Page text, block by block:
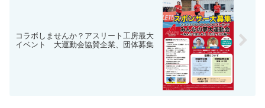
コラボしませんか？アスリート工房最大
イベント 大運動会協賛企業、団体募集